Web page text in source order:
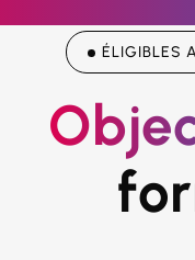
ÉLIGIBLES